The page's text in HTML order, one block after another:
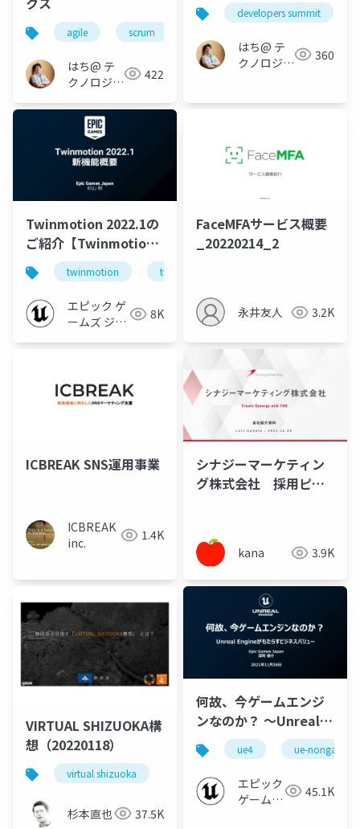
agile scrum
はち@ テ
クノロジー
「Newbee」
422
developers summit
はち@ テ
クノロジー
360
Twinmotion 2022.1の
ご紹介【Twinmotion
2022.1のご紹介】
twinmotion twinmotion2022
エピック ゲ
ームズ ジャ
8K
FaceMFAサービス概要
_20220214_2
永井友人 3.2K
ICBREAK SNS運用事業
ICBREAK
inc.
1.4K
シナジーマーケティン
グ株式会社 採用ピッ
kana 3.9K
VIRTUAL SHIZUOKA構
想（20220118）
virtual shizuoka
杉本直也 37.5K
何故、今ゲームエンジ
ンなのか？ ～Unreal
Engineがもたらすビジ
ネスバリュー～
【CGWORLD デザイン
ビズカンファレンス
ue4 ue-nongame
エピック
ゲームズ
45.1K